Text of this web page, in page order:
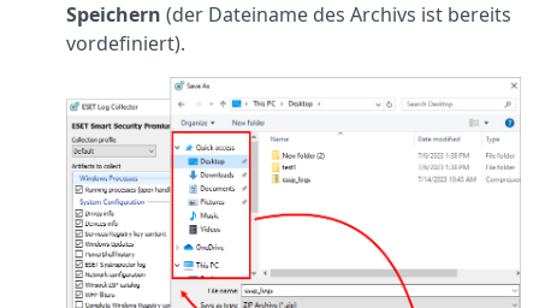
Speichern (der Dateiname des Archivs ist bereits
vordefiniert).